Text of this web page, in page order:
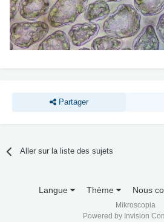
Partager
Aller sur la liste des sujets
Langue Thème Nous
Mikroscopia
Powered by Invision